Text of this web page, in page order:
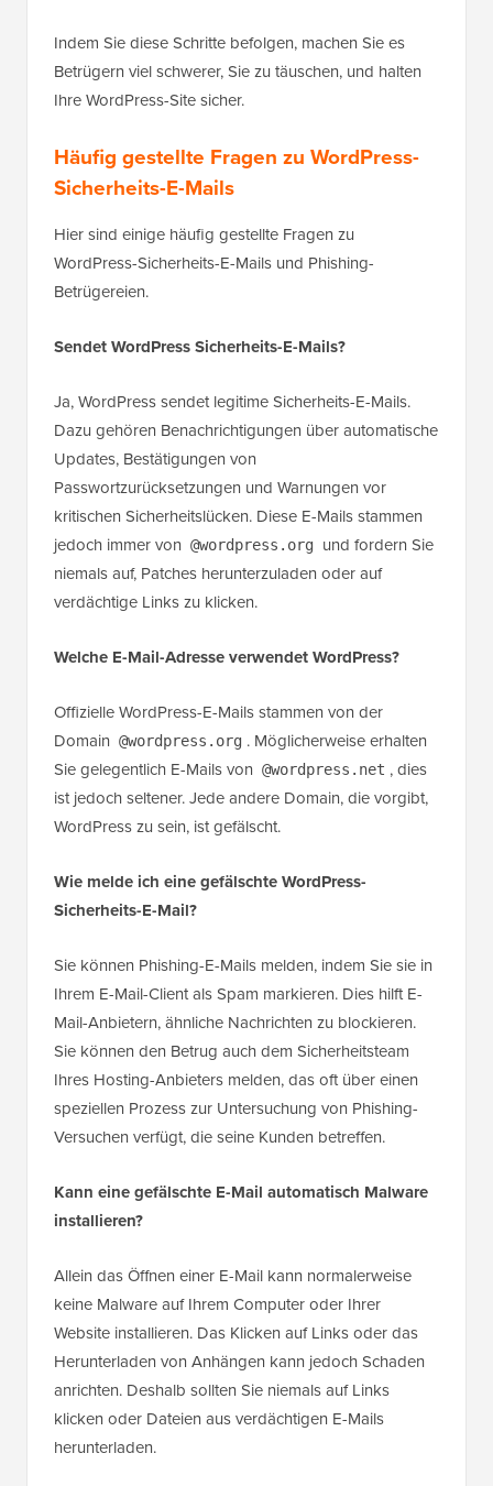
Indem Sie diese Schritte befolgen, machen Sie es
Betrügern viel schwerer, Sie zu täuschen, und halten
Ihre WordPress-Site sicher.
Häufig gestellte Fragen zu WordPress-
Sicherheits-E-Mails
Hier sind einige häufig gestellte Fragen zu
WordPress-Sicherheits-E-Mails und Phishing-
Betrügereien.
Sendet WordPress Sicherheits-E-Mails?
Ja, WordPress sendet legitime Sicherheits-E-Mails.
Dazu gehören Benachrichtigungen über automatische
Updates, Bestätigungen von
Passwortzurücksetzungen und Warnungen vor
kritischen Sicherheitslücken. Diese E-Mails stammen
jedoch immer von @wordpress.org
und fordern Sie
niemals auf, Patches herunterzuladen oder auf
verdächtige Links zu klicken.
Welche E-Mail-Adresse verwendet WordPress?
Offizielle WordPress-E-Mails stammen von der
Domain @wordpress.org . Möglicherweise erhalten
Sie gelegentlich E-Mails von @wordpress.net , dies
ist jedoch seltener. Jede andere Domain, die vorgibt,
WordPress zu sein, ist gefälscht.
Wie melde ich eine gefälschte WordPress-
Sicherheits-E-Mail?
Sie können Phishing-E-Mails melden, indem Sie sie in
Ihrem E-Mail-Client als Spam markieren. Dies hilft E-
Mail-Anbietern, ähnliche Nachrichten zu blockieren.
Sie können den Betrug auch dem Sicherheitsteam
Ihres Hosting-Anbieters melden, das oft über einen
speziellen Prozess zur Untersuchung von Phishing-
Versuchen verfügt, die seine Kunden betreffen.
Kann eine gefälschte E-Mail automatisch Malware
installieren?
Allein das Öffnen einer E-Mail kann normalerweise
keine Malware auf Ihrem Computer oder Ihrer
Website installieren. Das Klicken auf Links oder das
Herunterladen von Anhängen kann jedoch Schaden
anrichten. Deshalb sollten Sie niemals auf Links
klicken oder Dateien aus verdächtigen E-Mails
herunterladen.